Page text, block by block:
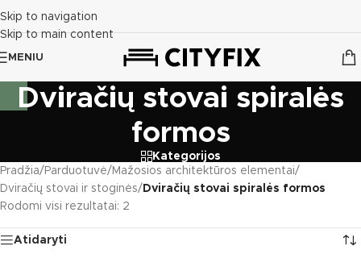
Skip to navigation
Skip to main content
MENIU
Dviračių stovai spiralės
formos
Kategorijos
Pradžia/ Parduotuvė/ Mažosios architektūros elementai/
Dviračių stovai ir stoginės/ Dviračių stovai spiralės formos
Rodomi visi rezultatai: 2
Atidaryti